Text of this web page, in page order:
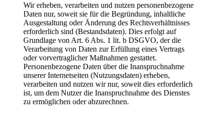
Wir erheben, verarbeiten und nutzen personenbezogene
Daten nur, soweit sie für die Begründung, inhaltliche
Ausgestaltung oder Änderung des Rechtsverhältnisses
erforderlich sind (Bestandsdaten). Dies erfolgt auf
Grundlage von Art. 6 Abs. 1 lit. b DSGVO, der die
Verarbeitung von Daten zur Erfüllung eines Vertrags
oder vorvertraglicher Maßnahmen gestattet.
Personenbezogene Daten über die Inanspruchnahme
unserer Internetseiten (Nutzungsdaten) erheben,
verarbeiten und nutzen wir nur, soweit dies erforderlich
ist, um dem Nutzer die Inanspruchnahme des Dienstes
zu ermöglichen oder abzurechnen.